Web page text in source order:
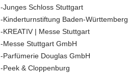
-Junges Schloss Stuttgart
-Kinderturnstiftung Baden-Württemberg
-KREATIV | Messe Stuttgart
-Messe Stuttgart GmbH
-Parfümerie Douglas GmbH
-Peek & Cloppenburg